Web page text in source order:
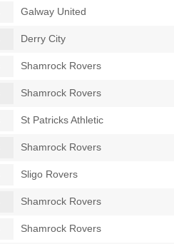
Galway United
Derry City
Shamrock Rovers
Shamrock Rovers
St Patricks Athletic
Shamrock Rovers
Sligo Rovers
Shamrock Rovers
Shamrock Rovers